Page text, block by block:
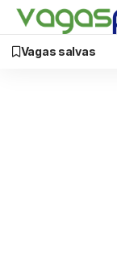
Vagas salvas